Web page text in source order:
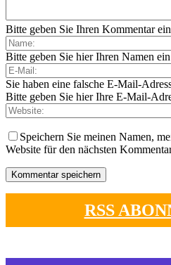
Bitte geben Sie Ihren Kommentar
Bitte geben Sie hier Ihren Namen ein
Sie haben eine falsche E-Mail-
Bitte geben Sie hier Ihre E-Mail-
Speichern Sie meinen Namen,
Website für den nächsten
RSS